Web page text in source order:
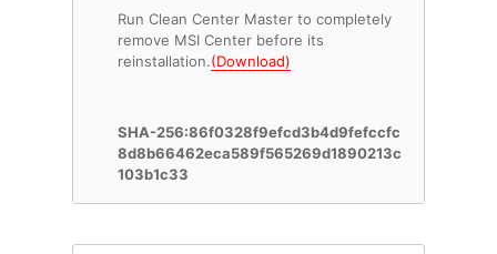
Run Clean Center Master to completely
remove MSI Center before its
reinstallation.(Download)
SHA-256:86f0328f9efcd3b4d9fefccfc
8d8b66462eca589f565269d1890213c
103b1c33